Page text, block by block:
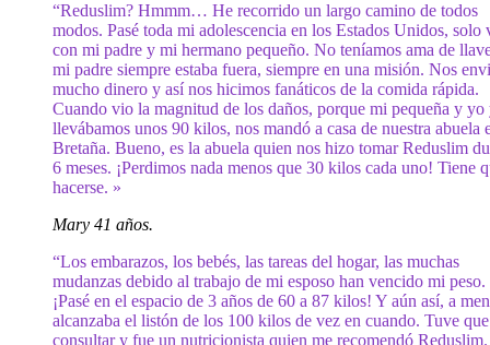
“Reduslim? Hmmm… He recorrido un largo camino de todos
modos. Pasé toda mi adolescencia en los Estados Unidos, solo
con mi padre y mi hermano pequeño. No teníamos ama de
mi padre siempre estaba fuera, siempre en una misión. Nos
mucho dinero y así nos hicimos fanáticos de la comida rápida.
Cuando vio la magnitud de los daños, porque mi pequeña y yo
llevábamos unos 90 kilos, nos mandó a casa de nuestra abuela
Bretaña. Bueno, es la abuela quien nos hizo tomar Reduslim
6 meses. ¡Perdimos nada menos que 30 kilos cada uno! Tiene
hacerse. »
Mary 41 años.
“Los embarazos, los bebés, las tareas del hogar, las muchas
mudanzas debido al trabajo de mi esposo han vencido mi peso.
¡Pasé en el espacio de 3 años de 60 a 87 kilos! Y aún así, a
alcanzaba el listón de los 100 kilos de vez en cuando. Tuve que
consultar y fue un nutricionista quien me recomendó Reduslim.